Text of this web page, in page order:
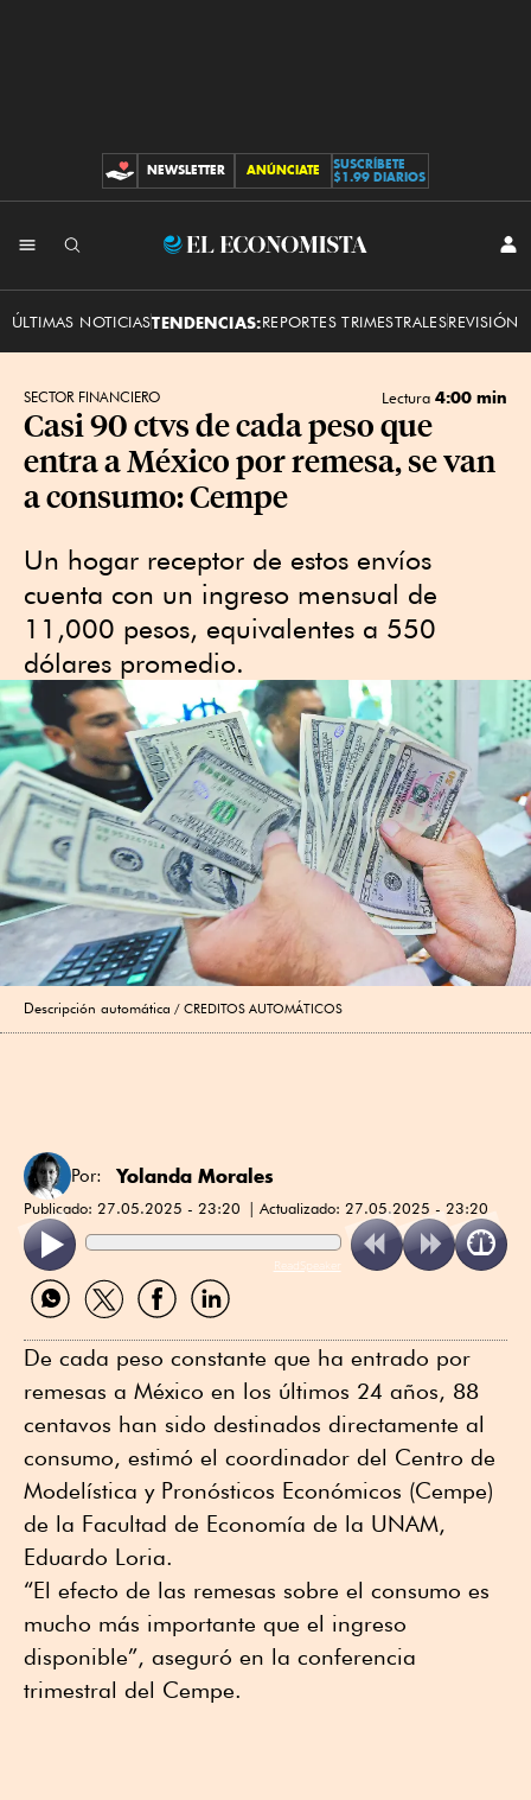
CONTRIBUCIONES
NEWSLETTER ANÚNCIATE
SUSCRÍBETE
$1.99 DIARIOS
El
ÚLTIMAS NOTICIASTENDENCIAS:REPORTES TRIMESTRALESREVISIÓN
SECTOR FINANCIERO Lectura 4:00 min
Casi 90 ctvs de cada peso que
entra a México por remesa, se van
a consumo: Cempe
Un hogar receptor de estos envíos
cuenta con un ingreso mensual de
11,000 pesos, equivalentes a 550
dólares promedio.
Descripción automática CREDITOS AUTOMÁTICOS
Por: Yolanda Morales
Publicado: 27.05.2025 - 23:20 Actualizado: 27.05.2025 - 23:20
ReadSpeaker
Compartir
por
Compartir
por
Compartir
por
Compartir
por
De cada peso constante que ha entrado por
remesas a México en los últimos 24 años, 88
centavos han sido destinados directamente al
consumo, estimó el coordinador del Centro de
Modelística y Pronósticos Económicos (Cempe)
de la Facultad de Economía de la UNAM,
Eduardo Loria.
“El efecto de las remesas sobre el consumo es
mucho más importante que el ingreso
disponible”, aseguró en la conferencia
trimestral del Cempe.